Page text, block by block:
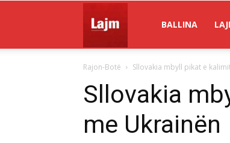
Lajm
BALLINA
Rajon-Botë Sllovakia mbyll pikat e
Sllovakia
me Ukrainën